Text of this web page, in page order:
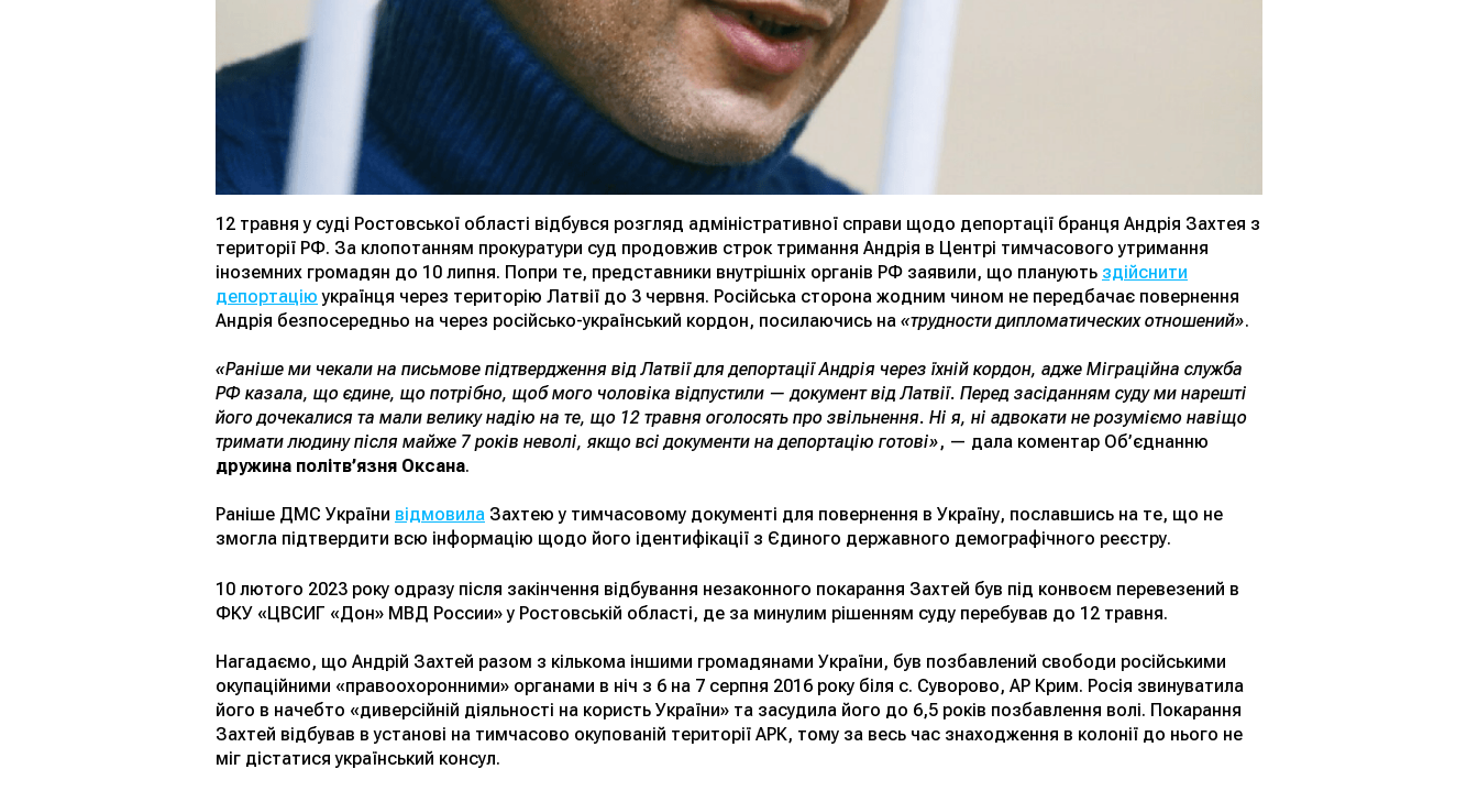
12 травня у суді Ростовської області відбувся розгляд адміністративної справи щодо депортації бранця Андрія Захтея з
території РФ. За клопотанням прокуратури суд продовжив строк тримання Андрія в Центрі тимчасового утримання
іноземних громадян до 10 липня. Попри те, представники внутрішніх органів РФ заявили, що планують здійснити
депортацію українця через територію Латвії до 3 червня. Російська сторона жодним чином не передбачає повернення
Андрія безпосередньо на через російсько-український кордон, посилаючись на «трудности дипломатических отношений».
«Раніше ми чекали на письмове підтвердження від Латвії для депортації Андрія через їхній кордон, адже Міграційна служба
РФ казала, що єдине, що потрібно, щоб мого чоловіка відпустили — документ від Латвії. Перед засіданням суду ми нарешті
його дочекалися та мали велику надію на те, що 12 травня оголосять про звільнення. Ні я, ні адвокати не розуміємо навіщо
тримати людину після майже 7 років неволі, якщо всі документи на депортацію готові», — дала коментар Об’єднанню
дружина політв’язня Оксана.
Раніше ДМС України відмовила Захтею у тимчасовому документі для повернення в Україну, пославшись на те, що не
змогла підтвердити всю інформацію щодо його ідентифікації з Єдиного державного демографічного реєстру.
10 лютого 2023 року одразу після закінчення відбування незаконного покарання Захтей був під конвоєм перевезений в
ФКУ «ЦВСИГ «Дон» МВД России» у Ростовській області, де за минулим рішенням суду перебував до 12 травня.
Нагадаємо, що Андрій Захтей разом з кількома іншими громадянами України, був позбавлений свободи російськими
окупаційними «правоохоронними» органами в ніч з 6 на 7 серпня 2016 року біля с. Суворово, АР Крим. Росія звинуватила
його в начебто «диверсійній діяльності на користь України» та засудила його до 6,5 років позбавлення волі. Покарання
Захтей відбував в установі на тимчасово окупованій території АРК, тому за весь час знаходження в колонії до нього не
міг дістатися український консул.